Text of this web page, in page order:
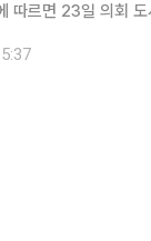
따르면 23일 의회